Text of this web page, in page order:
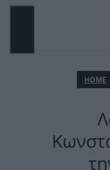
Μετάβαση
ΗΟΜΕ